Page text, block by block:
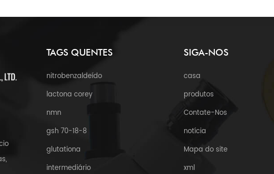
TAGS QUENTES
nitrobenzaldeído
lactona corey
nmn
gsh 70-18-8
glutationa
intermediário
SIGA-NOS
casa
produtos
Contate-Nos
notícia
Mapa do site
xml